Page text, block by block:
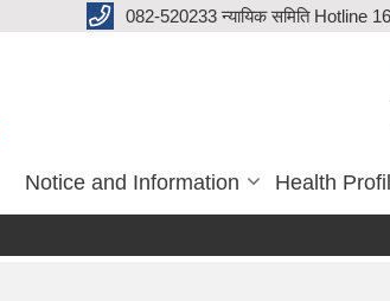
082-520233 न्यायिक समिति Hotline
Notice and Information Health